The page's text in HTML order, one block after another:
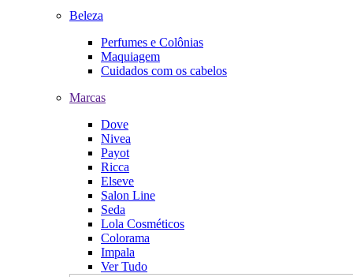
Beleza
Perfumes e Colônias
Maquiagem
Cuidados com os cabelos
Marcas
Dove
Nivea
Payot
Ricca
Elseve
Salon Line
Seda
Lola Cosméticos
Colorama
Impala
Ver Tudo